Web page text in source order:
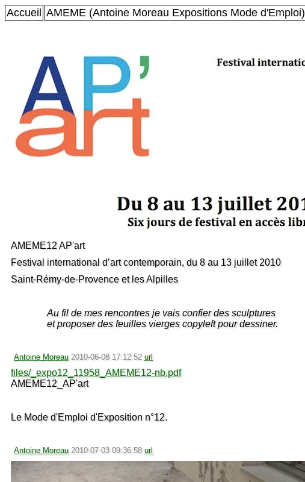
Accueil AMEME (Antoine Moreau Expositions Mode d'Emploi)
AMEME12 AP'art
Festival international d’art contemporain, du 8 au 13 juillet 2010
Saint-Rémy-de-Provence et les Alpilles
Au fil de mes rencontres je vais confier des sculptures
et proposer des feuilles vierges copyleft pour dessiner.
Antoine Moreau 2010-06-08 17:12:52 url
files/_expo12_11958_AMEME12-nb.pdf
AMEME12_AP'art
Le Mode d'Emploi d'Exposition n°12.
Antoine Moreau 2010-07-03 09:36:58 url